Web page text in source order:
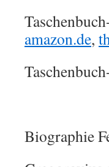
amazon.de,
Biographie